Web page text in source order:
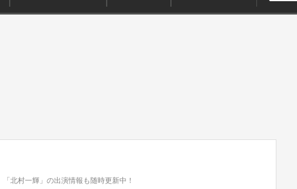
北村一輝」の出演情報も随時更新中！